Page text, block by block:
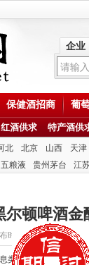
企业
保健酒招商 葡
红酒供求 特产酒供
北 北京 山西 天津
五粮液 贵州茅台 江
尔顿啤酒金
时间：2020/3/5
类型：供应